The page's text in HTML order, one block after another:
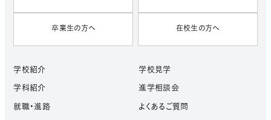
卒業生の方へ 在校生の方へ
学校紹介
学科紹介
就職・進路
学校見学
進学相談会
よくあるご質問